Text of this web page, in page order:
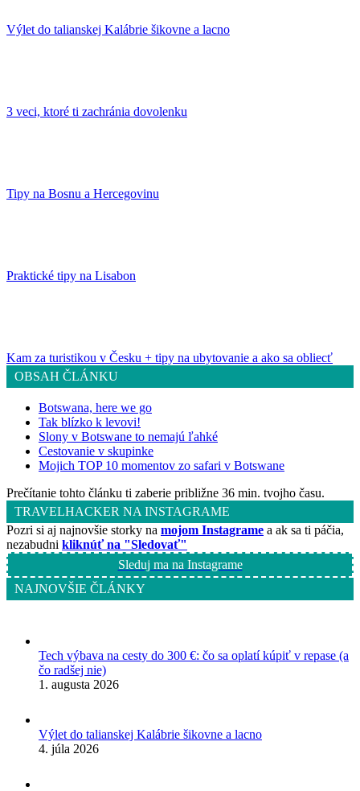
Výlet do talianskej Kalábrie šikovne a lacno
3 veci, ktoré ti zachránia dovolenku
Tipy na Bosnu a Hercegovinu
Praktické tipy na Lisabon
Kam za turistikou v Česku + tipy na ubytovanie a ako sa obliecť
OBSAH ČLÁNKU
Botswana, here we go
Tak blízko k levovi!
Slony v Botswane to nemajú ľahké
Cestovanie v skupinke
Mojich TOP 10 momentov zo safari v Botswane
Prečítanie tohto článku ti zaberie približne 36 min. tvojho času.
TRAVELHACKER NA INSTAGRAME
Pozri si aj najnovšie storky na mojom Instagrame a ak sa ti páčia,
nezabudni kliknúť na "Sledovať"
Sleduj ma na Instagrame
NAJNOVŠIE ČLÁNKY
Tech výbava na cesty do 300 €: čo sa oplatí kúpiť v repase (a
čo radšej nie)
1. augusta 2026
Výlet do talianskej Kalábrie šikovne a lacno
4. júla 2026